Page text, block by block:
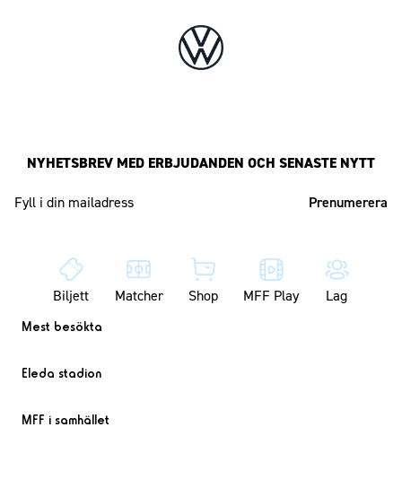
NYHETSBREV MED ERBJUDANDEN OCH SENASTE NYTT
Biljett Matcher Shop MFF Play Lag
Mest besökta
Eleda stadion
MFF i samhället